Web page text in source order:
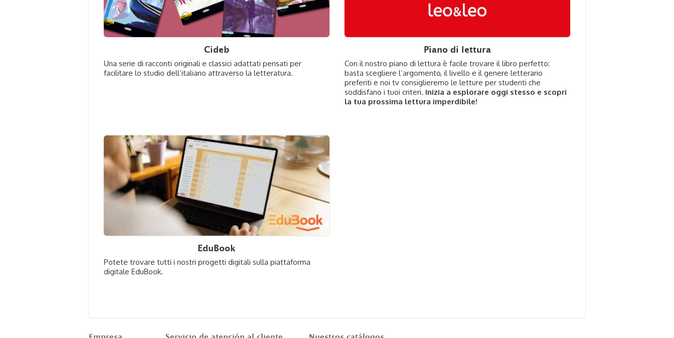
Cideb
Una serie di racconti originali e classici adattati pensati per
facilitare lo studio dell’italiano attraverso la letteratura.
Piano di lettura
Con il nostro piano di lettura è facile trovare il libro perfetto:
basta scegliere l’argomento, il livello e il genere letterario
preferiti e noi tv consiglieremo le letture per studenti che
soddisfano i tuoi criteri. Inizia a esplorare oggi stesso e scopri
la tua prossima lettura imperdibile!
EduBook
Potete trovare tutti i nostri progetti digitali sulla piattaforma
digitale EduBook.